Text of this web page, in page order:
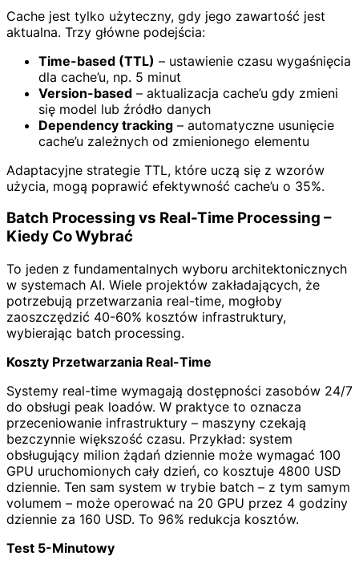
Cache jest tylko użyteczny, gdy jego zawartość jest
aktualna. Trzy główne podejścia:
Time-based (TTL) – ustawienie czasu wygaśnięcia
dla cache’u, np. 5 minut
Version-based – aktualizacja cache’u gdy zmieni
się model lub źródło danych
Dependency tracking – automatyczne usunięcie
cache’u zależnych od zmienionego elementu
Adaptacyjne strategie TTL, które uczą się z wzorów
użycia, mogą poprawić efektywność cache’u o 35%.
Batch Processing vs Real-Time Processing –
Kiedy Co Wybrać
To jeden z fundamentalnych wyboru architektonicznych
w systemach AI. Wiele projektów zakładających, że
potrzebują przetwarzania real-time, mogłoby
zaoszczędzić 40-60% kosztów infrastruktury,
wybierając batch processing.
Koszty Przetwarzania Real-Time
Systemy real-time wymagają dostępności zasobów 24/7
do obsługi peak loadów. W praktyce to oznacza
przeceniowanie infrastruktury – maszyny czekają
bezczynnie większość czasu. Przykład: system
obsługujący milion żądań dziennie może wymagać 100
GPU uruchomionych cały dzień, co kosztuje 4800 USD
dziennie. Ten sam system w trybie batch – z tym samym
volumem – może operować na 20 GPU przez 4 godziny
dziennie za 160 USD. To 96% redukcja kosztów.
Test 5-Minutowy